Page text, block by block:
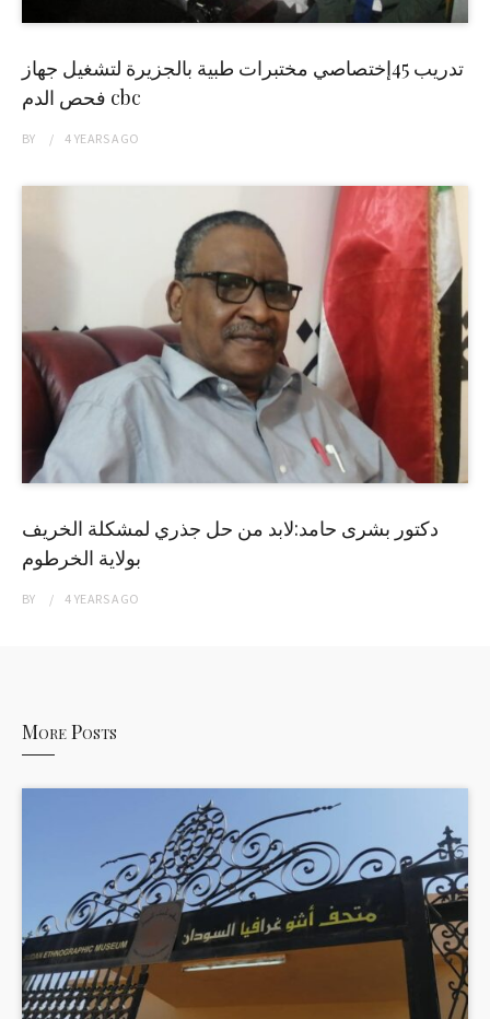
تدريب 45إختصاصي مختبرات طبية بالجزيرة لتشغيل جهاز
فحص الدم cbc
BY 4 YEARSAGO
دكتور بشرى حامد:لابد من حل جذري لمشكلة الخريف
بولاية الخرطوم
BY 4 YEARSAGO
More Posts